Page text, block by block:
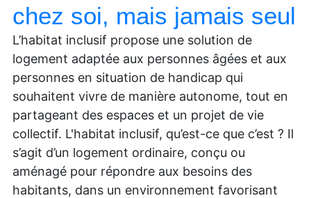
chez soi, mais jamais seul
L’habitat inclusif propose une solution de
logement adaptée aux personnes âgées et aux
personnes en situation de handicap qui
souhaitent vivre de manière autonome, tout en
partageant des espaces et un projet de vie
collectif. L'habitat inclusif, qu’est-ce que c’est ? Il
s’agit d’un logement ordinaire, conçu ou
aménagé pour répondre aux besoins des
habitants, dans un environnement favorisant